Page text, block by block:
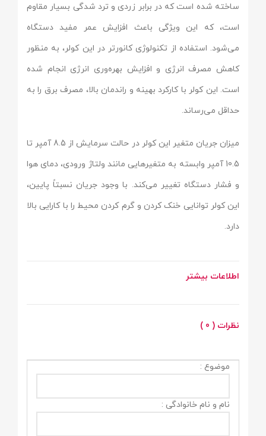
ساخته شده است که در برابر زردی و ترد شدگی بسیار مقاوم
است، که این ویژگی باعث افزایش عمر مفید دستگاه
می‌شود. استفاده از تکنولوژی کانورتر در این کولر، به منظور
کاهش مصرف انرژی و افزایش بهره‌وری انرژی انجام شده
است. این کولر با کارکرد بهینه و راندمان بالا، مصرف برق را به
حداقل می‌رساند.
میزان جریان متغیر این کولر در حالت سرمایش از 8.5 آمپر تا
10.5 آمپر وابسته به متغیرهایی مانند ولتاژ ورودی، دمای هوا
و فشار دستگاه تغییر می‌کند. با وجود جریان نسبتاً پایین،
این کولر توانایی خنک کردن و گرم کردن محیط را با کارایی بالا
دارد.
اطلاعات بیشتر
نظرات ( 0 )
موضوع :
نام و نام خانوادگی :